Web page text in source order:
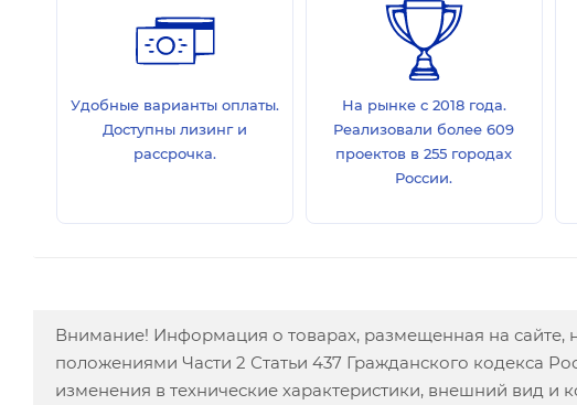
Удобные варианты оплаты.
Доступны лизинг и
рассрочка.
На рынке с 2018 года.
Реализовали более 609
проектов в 255 городах
России.
Внимание! Информация о товарах, размещенная на сайте,
положениями Части 2 Статьи 437 Гражданского кодекса
изменения в технические характеристики, внешний вид и